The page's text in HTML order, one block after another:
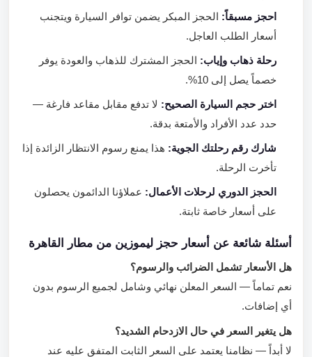
احجز مسبقاً:الحجز المبكر يضمن توافر السيارة ويتجنب
أسعار الطلب العاجل.
رحلة ذهاب وإياب:الحجز المشترك للذهاب والعودة يوفر
خصماً يصل إلى 10%.
اختر حجم السيارة الصحيح:لا تدفع مقابل مقاعد فارغة —
حدد عدد الأفراد والأمتعة بدقة.
شارك رقم رحلتك الجوية:هذا يمنع رسوم الانتظار الزائدة إذا
تأخرت الرحلة.
الحجز الدوري لرحلات الأعمال:عملاؤنا الدائمون يحصلون
على أسعار خاصة ثابتة.
أسئلة شائعة عن أسعار حجز ليموزين من مطار القاهرة
هل الأسعار تشمل الضرائب والرسوم؟
نعم تماماً — السعر المعلن نهائي وشامل لجميع الرسوم بدون
أي إضافات.
هل يتغير السعر في حال الازدحام الشديد؟
لا أبداً — نظامنا يعتمد على السعر الثابت المتفق عليه عند